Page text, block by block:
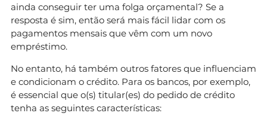
ainda conseguir ter uma folga orçamental? Se a
resposta é sim, então será mais fácil lidar com os
pagamentos mensais que vêm com um novo
empréstimo.
No entanto, há também outros fatores que influenciam
e condicionam o crédito. Para os bancos, por exemplo,
é essencial que o(s) titular(es) do pedido de crédito
tenha as seguintes características: